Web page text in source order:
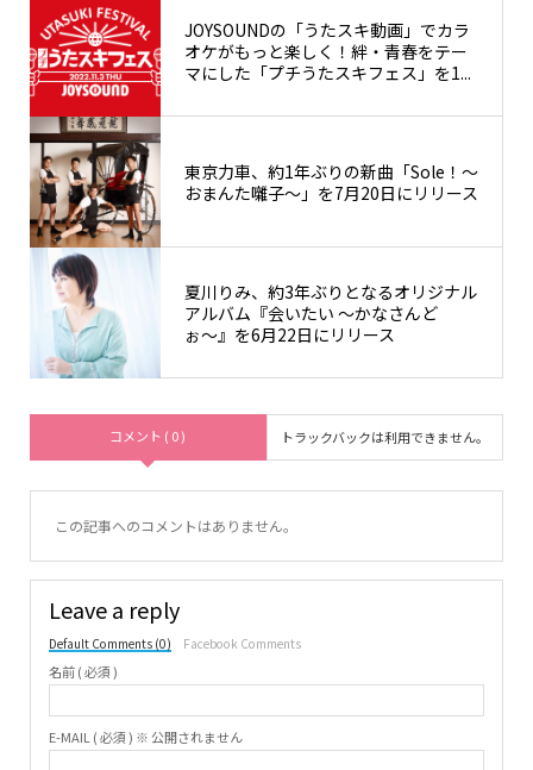
JOYSOUNDの「うたスキ動画」でカラ
オケがもっと楽しく！絆・青春をテー
マにした「プチうたスキフェス」を1...
東京力車、約1年ぶりの新曲「Sole！～
おまんた囃子～」を7月20日にリリース
夏川りみ、約3年ぶりとなるオリジナル
アルバム『会いたい 〜かなさんど
ぉ〜』を6月22日にリリース
コメント ( 0 ) トラックバックは利用できません。
この記事へのコメントはありません。
Leave a reply
Default Comments (0) Facebook Comments
名前 ( 必須 )
E-MAIL ( 必須 ) ※ 公開されません